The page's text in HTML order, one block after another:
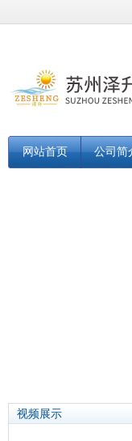
网站首页 公司简
视频展示